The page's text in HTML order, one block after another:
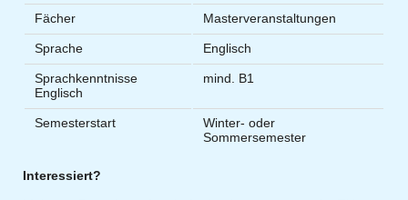
Fächer Masterveranstaltungen
Sprache Englisch
Sprachkenntnisse
Englisch
mind. B1
Semesterstart
Winter- oder
Sommersemester
Interessiert?